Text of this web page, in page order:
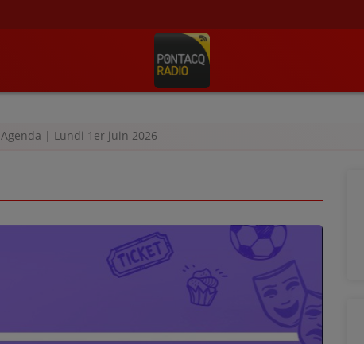
Agenda | Lundi 1er juin 2026